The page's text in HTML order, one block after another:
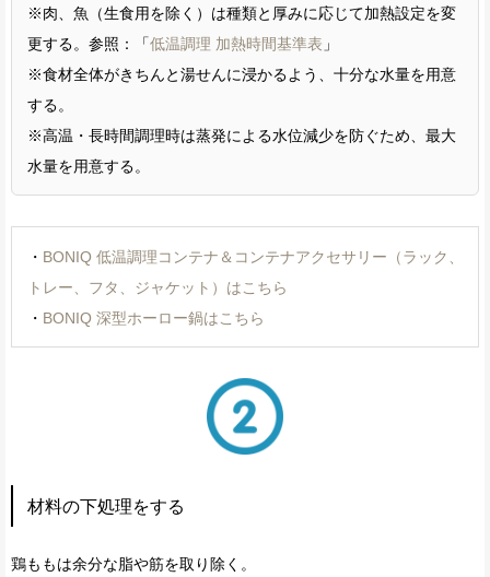
※肉、魚（生食用を除く）は種類と厚みに応じて加熱設定を変
更する。参照：「低温調理 加熱時間基準表 」
※食材全体がきちんと湯せんに浸かるよう、十分な水量を用意
する。
※高温・長時間調理時は蒸発による水位減少を防ぐため、最大
水量を用意する。
・ BONIQ 低温調理コンテナ＆コンテナアクセサリー（ラック、
トレー、フタ、ジャケット）はこちら
・ BONIQ 深型ホーロー鍋はこちら
材料の下処理をする
鶏ももは余分な脂や筋を取り除く。